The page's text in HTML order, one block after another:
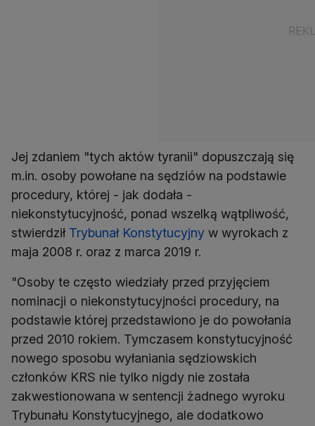
Jej zdaniem "tych aktów tyranii" dopuszczają się
m.in. osoby powołane na sędziów na podstawie
procedury, której - jak dodała -
niekonstytucyjność, ponad wszelką wątpliwość,
stwierdził Trybunał Konstytucyjny w wyrokach z
maja 2008 r. oraz z marca 2019 r.
"Osoby te często wiedziały przed przyjęciem
nominacji o niekonstytucyjności procedury, na
podstawie której przedstawiono je do powołania
przed 2010 rokiem. Tymczasem konstytucyjność
nowego sposobu wyłaniania sędziowskich
członków KRS nie tylko nigdy nie została
zakwestionowana w sentencji żadnego wyroku
Trybunału Konstytucyjnego, ale dodatkowo